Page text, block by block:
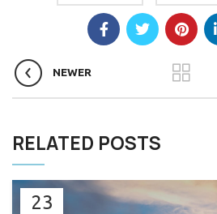
NEWER
RELATED POSTS
23